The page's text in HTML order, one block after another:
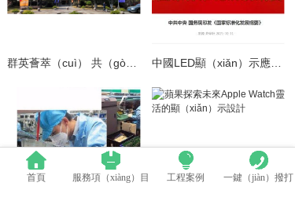
群英薈萃（cuì） 共（gòng）聚上海丨全（quán）國LED精（jīng）品巡展攜手共謀行業發展大計 中國LED顯（xiǎn）示應用行（háng）業標準情況一覽
首頁 服務項（xiàng）目 工程案例 一鍵（jiàn）撥打